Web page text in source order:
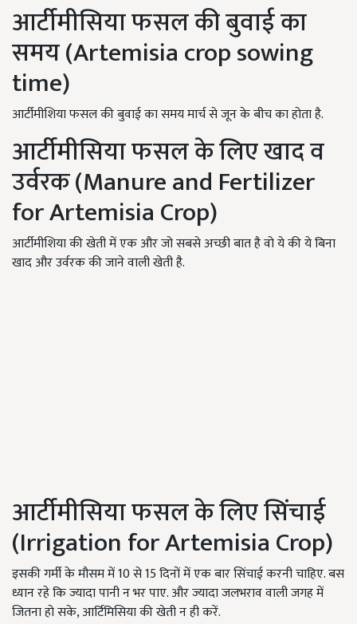
आर्टीमीसिया फसल की बुवाई का
समय (Artemisia crop sowing
time)
आर्टीमीशिया फसल की बुवाई का समय मार्च से जून के बीच का होता है.
आर्टीमीसिया फसल के लिए खाद व
उर्वरक (Manure and Fertilizer
for Artemisia Crop)
आर्टीमीशिया की खेती में एक और जो सबसे अच्छी बात है वो ये की ये बिना
खाद और उर्वरक की जाने वाली खेती है.
आर्टीमीसिया फसल के लिए सिंचाई
(Irrigation for Artemisia Crop)
इसकी गर्मी के मौसम में 10 से 15 दिनों में एक बार सिंचाई करनी चाहिए. बस
ध्यान रहे कि ज्यादा पानी न भर पाए. और ज्यादा जलभराव वाली जगह में
जितना हो सके, आर्टिमिसिया की खेती न ही करें.